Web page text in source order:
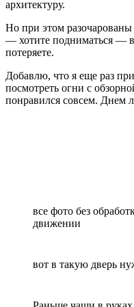
архитектуру.
Но при этом
— хотите подниматься —
потеряете.
Добавлю, что я еще раз
посмотреть огни с
понравился совсем. Днем
все фото без
движении
вот в такую дверь